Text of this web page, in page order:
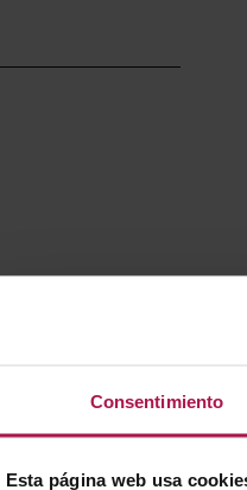
Consentimiento
Esta página web usa